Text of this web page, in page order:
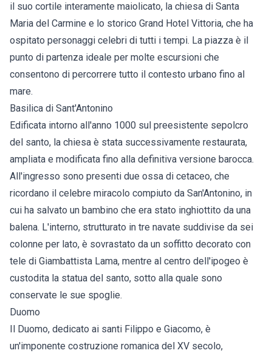
il suo cortile interamente maiolicato, la chiesa di Santa
Maria del Carmine e lo storico Grand Hotel Vittoria, che ha
ospitato personaggi celebri di tutti i tempi. La piazza è il
punto di partenza ideale per molte escursioni che
consentono di percorrere tutto il contesto urbano fino al
mare.
Basilica di Sant'Antonino
Edificata intorno all'anno 1000 sul preesistente sepolcro
del santo, la chiesa è stata successivamente restaurata,
ampliata e modificata fino alla definitiva versione barocca.
All'ingresso sono presenti due ossa di cetaceo, che
ricordano il celebre miracolo compiuto da San'Antonino, in
cui ha salvato un bambino che era stato inghiottito da una
balena. L'interno, strutturato in tre navate suddivise da sei
colonne per lato, è sovrastato da un soffitto decorato con
tele di Giambattista Lama, mentre al centro dell'ipogeo è
custodita la statua del santo, sotto alla quale sono
conservate le sue spoglie.
Duomo
Il Duomo, dedicato ai santi Filippo e Giacomo, è
un'imponente costruzione romanica del XV secolo,